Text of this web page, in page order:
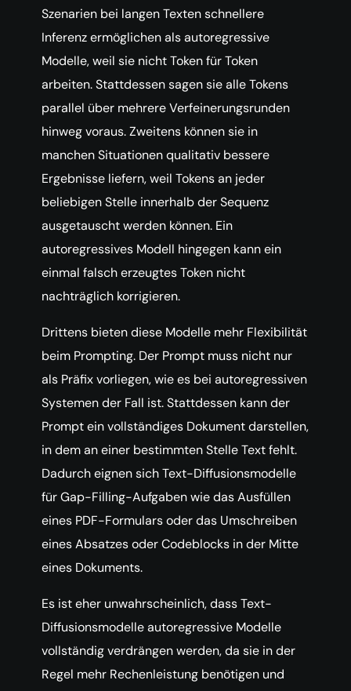
Szenarien bei langen Texten schnellere
Inferenz ermöglichen als autoregressive
Modelle, weil sie nicht Token für Token
arbeiten. Stattdessen sagen sie alle Tokens
parallel über mehrere Verfeinerungsrunden
hinweg voraus. Zweitens können sie in
manchen Situationen qualitativ bessere
Ergebnisse liefern, weil Tokens an jeder
beliebigen Stelle innerhalb der Sequenz
ausgetauscht werden können. Ein
autoregressives Modell hingegen kann ein
einmal falsch erzeugtes Token nicht
nachträglich korrigieren.
Drittens bieten diese Modelle mehr Flexibilität
beim Prompting. Der Prompt muss nicht nur
als Präfix vorliegen, wie es bei autoregressiven
Systemen der Fall ist. Stattdessen kann der
Prompt ein vollständiges Dokument darstellen,
in dem an einer bestimmten Stelle Text fehlt.
Dadurch eignen sich Text-Diffusionsmodelle
für Gap-Filling-Aufgaben wie das Ausfüllen
eines PDF-Formulars oder das Umschreiben
eines Absatzes oder Codeblocks in der Mitte
eines Dokuments.
Es ist eher unwahrscheinlich, dass Text-
Diffusionsmodelle autoregressive Modelle
vollständig verdrängen werden, da sie in der
Regel mehr Rechenleistung benötigen und